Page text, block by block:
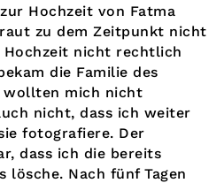
Hochzeit von Fatma
zu dem Zeitpunkt nicht
nicht rechtlich
die Familie des
wollten mich nicht
nicht, dass ich weiter
fotografiere. Der
dass ich die bereits
lösche. Nach fünf Tagen